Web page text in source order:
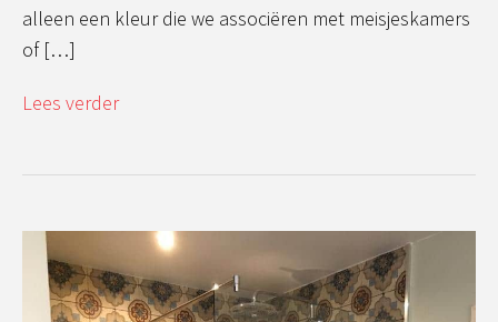
alleen een kleur die we associëren met meisjeskamers
of […]
Lees verder